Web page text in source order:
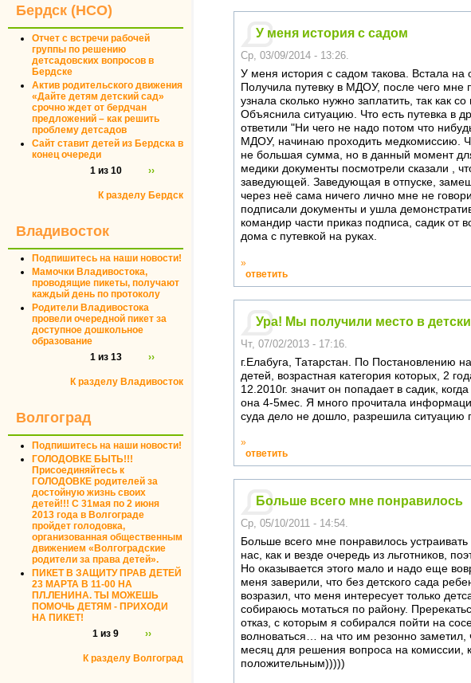
Бердск (НСО)
Отчет с встречи рабочей
группы по решению
детсадовских вопросов в
Бердске
Актив родительского движения
«Дайте детям детский сад»
срочно ждет от бердчан
предложений – как решить
проблему детсадов
Сайт ставит детей из Бердска в
конец очереди
1 из 10
››
К разделу Бердск
Владивосток
Подпишитесь на наши новости!
Мамочки Владивостока,
проводящие пикеты, получают
каждый день по протоколу
Родители Владивостока
провели очередной пикет за
доступное дошкольное
образование
1 из 13
››
К разделу Владивосток
Волгоград
Подпишитесь на наши новости!
ГОЛОДОВКЕ БЫТЬ!!!
Присоединяйтесь к
ГОЛОДОВКЕ родителей за
достойную жизнь своих
детей!!! С 31мая по 2 июня
2013 года в Волгограде
пройдет голодовка,
организованная общественным
движением «Волгоградские
родители за права детей».
ПИКЕТ В ЗАЩИТУ ПРАВ ДЕТЕЙ
23 МАРТА В 11-00 НА
ПЛ.ЛЕНИНА. ТЫ МОЖЕШЬ
ПОМОЧЬ ДЕТЯМ - ПРИХОДИ
НА ПИКЕТ!
1 из 9
››
К разделу Волгоград
У меня история с садом
Ср, 03/09/2014 - 13:26.
У меня история с садом такова. Встала на
Получила путевку в МДОУ, после чего мне
узнала сколько нужно заплатить, так как
Объяснила ситуацию. Что есть путевка в
ответили "Ни чего не надо потом что
МДОУ, начинаю проходить медкомиссию.
не большая сумма, но в данный момент
медики документы посмотрели сказали ,
заведующей. Заведующая в отпуске,
через неё сама ничего лично мне не
подписали документы и ушла
командир части приказ подписа, садик от
дома с путевкой на руках.
»
ответить
Ура! Мы получили место в
Чт, 07/02/2013 - 17:16.
г.Елабуга, Татарстан. По Постановлению
детей, возрастная категория которых, 2
12.2010г. значит он попадает в садик,
она 4-5мес. Я много прочитала
суда дело не дошло, разрешила ситуацию
»
ответить
Больше всего мне понравилось
Ср, 05/10/2011 - 14:54.
Больше всего мне понравилось
нас, как и везде очередь из льготников,
Но оказывается этого мало и надо еще
меня заверили, что без детского сада
возразил, что меня интересует только
собираюсь мотаться по району.
отказ, с которым я собирался пойти на
волноваться… на что им резонно заметил,
месяц для решения вопроса на комиссии,
положительным)))))